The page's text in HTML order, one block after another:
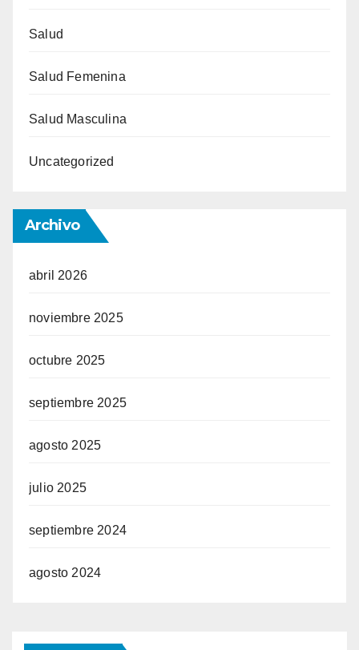
Salud
Salud Femenina
Salud Masculina
Uncategorized
Archivo
abril 2026
noviembre 2025
octubre 2025
septiembre 2025
agosto 2025
julio 2025
septiembre 2024
agosto 2024